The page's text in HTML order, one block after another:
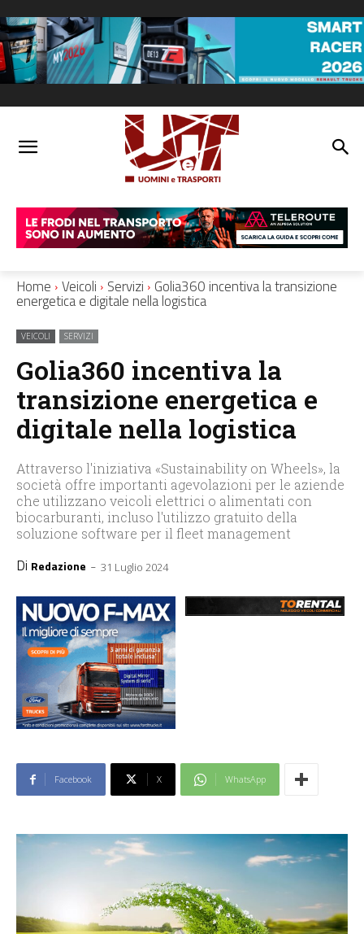
Home Veicoli Servizi Golia360 incentiva la transizione
energetica e digitale nella logistica
VEICOLI SERVIZI
Golia360 incentiva la
transizione energetica e
digitale nella logistica
Attraverso l'iniziativa «Sustainability on Wheels», la
società offre importanti agevolazioni per le aziende
che utilizzano veicoli elettrici o alimentati con
biocarburanti, incluso l'utilizzo gratuito della
soluzione software per il fleet management
Di Redazione - 31 Luglio 2024
Facebook X WhatsApp